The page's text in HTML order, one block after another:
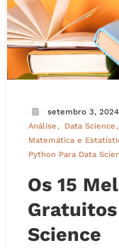
setembro 3, 2024
Análise
Data Science
Matemática e
Python Para Data
Os 15
Science